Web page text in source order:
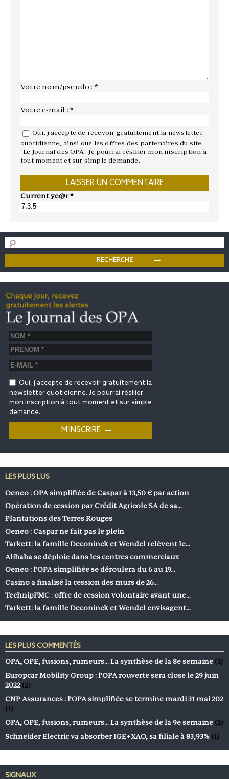
Votre nom/pseudo : *
Votre e-mail : *
Oui, j'accepte de recevoir gratuitement la newsletter
quotidienne, ainsi que les offres des partenaires du site
"Le Journal des OPA". Je pourrai résilier mon inscription à
tout moment et sur simple demande.
Current ye@r*
Oui, j'accepte de recevoir gratuitement la
newsletter quotidienne. Je pourrai résilier
mon inscription à tout moment et sur simple
demande.
LES PLUS LUS
Oeneo : OPA simplifiée de Caspar à 13,50 € par action
Opération de cession par Crédit Agricole SA de sa…
Plantations des Terres Rouges
Oeneo : Caspar ne fait pas le plein
Tarkett: la famille Deconinck et Wendel relèvent le…
Alibaba se déploie dans les centres commerciaux
Oeneo : l’OPA simplifiée se déroulera du 6 au 19…
Casino a finalisé la cession des murs de 26…
TechnipFMC : offre de cession volontaire avant une…
Tarkett: la famille Deconinck et Wendel envisagent…
LES PLUS COMMENTÉS
OPA, OPE, fusions, rumeurs… La synthèse de la 8e semaine (1)
Europcar Mobility Group : l’OPA rouverte sera close le 29 juin
2022 (2)
CNP Assurances : l’OPA simplifiée se termine mardi 31 mai 202
(1)
OPA, OPE, fusions, rumeurs… La synthèse de la 9e semaine (2)
Schneider Electric va absorber IGE+XAO, sa filiale à 83,93% (1)
SIGNAUX